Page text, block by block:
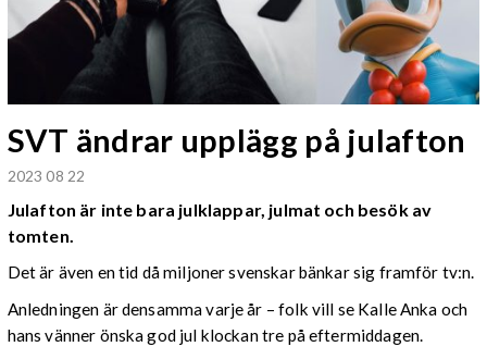
SVT ändrar upplägg på julafton
2023 08 22
Julafton är inte bara julklappar, julmat och besök av
tomten.
Det är även en tid då miljoner svenskar bänkar sig framför tv:n.
Anledningen är densamma varje år – folk vill se Kalle Anka och
hans vänner önska god jul klockan tre på eftermiddagen.